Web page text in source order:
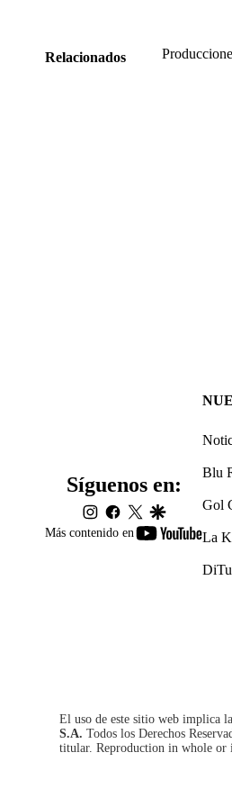
Relacionados
Más contenido en
Síguenos en:
instagram
facebook
twittergoogle
Blu
Gol
La
DiTu
El uso de este sitio web implica
S.A. Todos los Derechos
titular. Reproduction in whole or